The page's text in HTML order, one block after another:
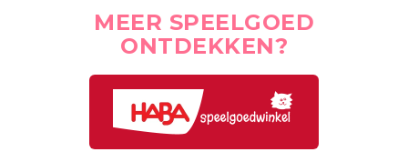
MEER SPEELGOED
ONTDEKKEN?